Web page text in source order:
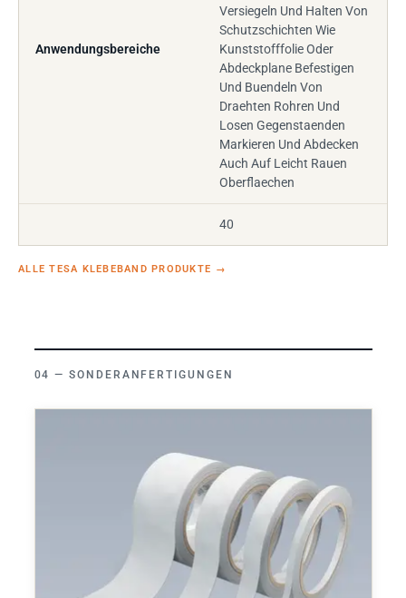
Anwendungsbereiche
Versiegeln Und Halten Von
Schutzschichten Wie
Kunststofffolie Oder
Abdeckplane Befestigen
Und Buendeln Von
Draehten Rohren Und
Losen Gegenstaenden
Markieren Und Abdecken
Auch Auf Leicht Rauen
Oberflaechen
40
ALLE TESA KLEBEBAND PRODUKTE →
SONDERANFERTIGUNGEN